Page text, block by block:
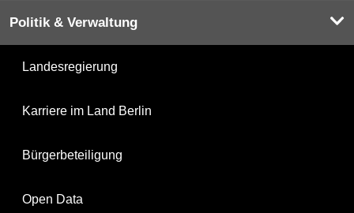
Politik & Verwaltung
Landesregierung
Karriere im Land Berlin
Bürgerbeteiligung
Open Data